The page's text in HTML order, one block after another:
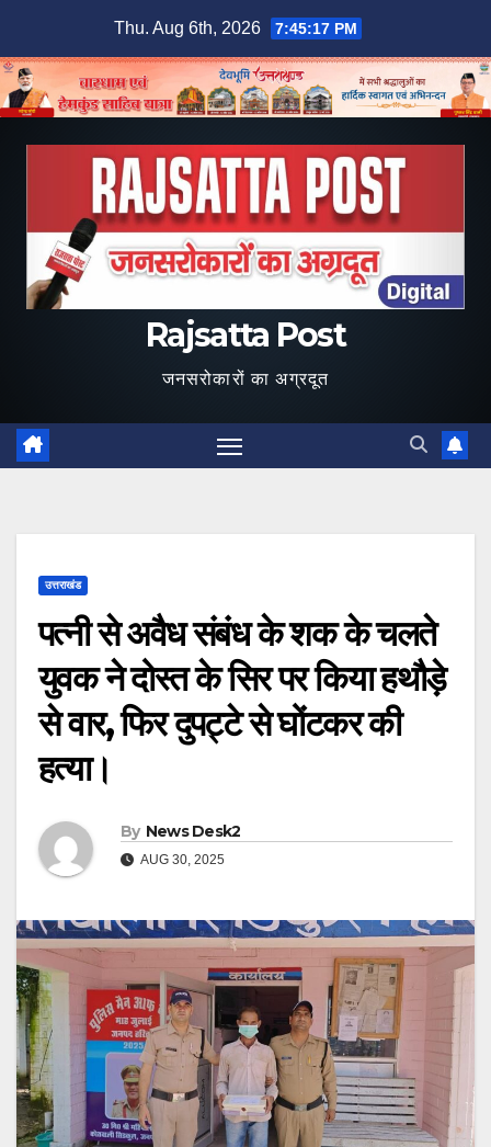
content
Thu. Aug 6th, 2026 7:45:18 PM
Rajsatta Post
जनसरोकारों का अग्रदूत
उत्तराखंड
पत्नी से अवैध संबंध के शक के चलते
युवक ने दोस्त के सिर पर किया हथौड़े
से वार, फिर दुपट्टे से घोंटकर की
हत्या।
By News Desk2
AUG 30, 2025